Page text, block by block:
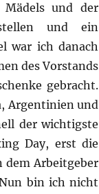
und der
und ein
war ich danach
des Vorstands
gebracht.
Argentinien und
der wichtigste
Day, erst die
dem Arbeitgeber
bin ich nicht